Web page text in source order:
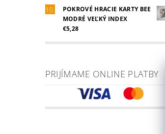
POKROVÉ HRACIE KARTY BEE
MODRÉ VEĽKÝ INDEX
€5,28
PRIJÍMAME ONLINE PLATBY